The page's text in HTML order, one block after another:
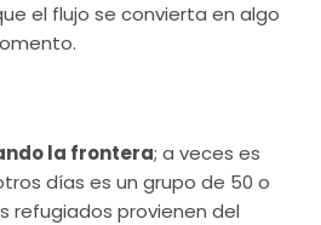
el flujo se convierta en algo
la frontera; a veces es
días es un grupo de 50 o
refugiados provienen del